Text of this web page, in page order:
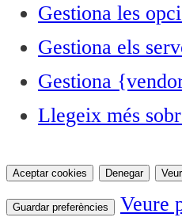
Gestiona les
Gestiona els
Gestiona
Llegeix més
Aceptar cookies Denegar
Guardar preferències Veure